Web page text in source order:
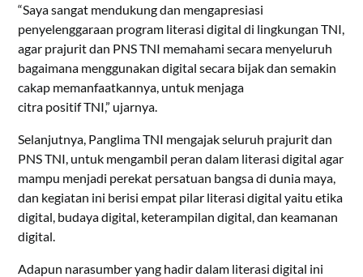
“Saya sangat mendukung dan mengapresiasi
penyelenggaraan program literasi digital di lingkungan TNI,
agar prajurit dan PNS TNI memahami secara menyeluruh
bagaimana menggunakan digital secara bijak dan semakin
cakap memanfaatkannya, untuk menjaga
citra positif TNI,” ujarnya.
Selanjutnya, Panglima TNI mengajak seluruh prajurit dan
PNS TNI, untuk mengambil peran dalam literasi digital agar
mampu menjadi perekat persatuan bangsa di dunia maya,
dan kegiatan ini berisi empat pilar literasi digital yaitu etika
digital, budaya digital, keterampilan digital, dan keamanan
digital.
Adapun narasumber yang hadir dalam literasi digital ini